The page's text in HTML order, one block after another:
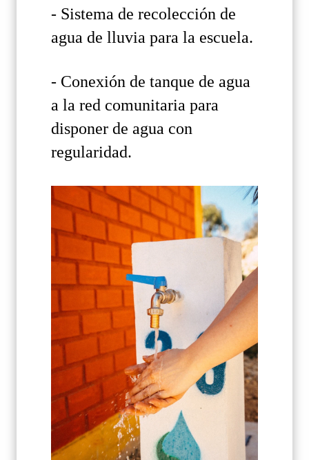
- Sistema de recolección de
agua de lluvia para la escuela.
- Conexión de tanque de agua
a la red comunitaria para
disponer de agua con
regularidad.